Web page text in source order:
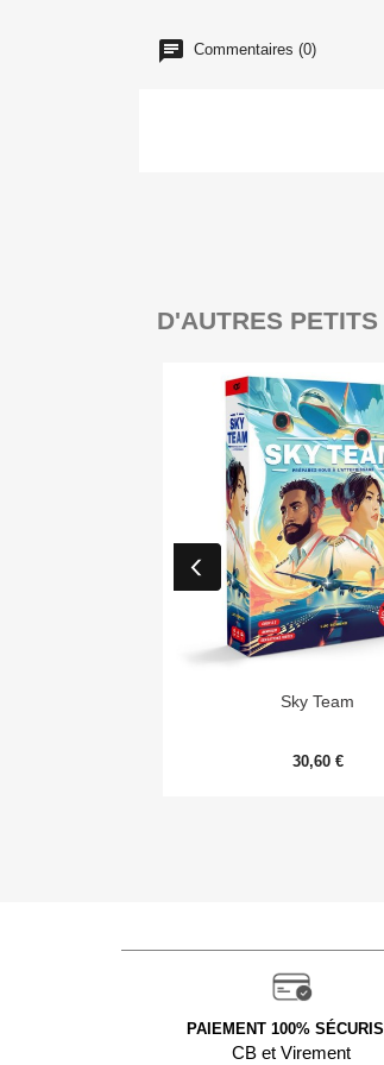
Commentaires (0)
D'AUTRES
Aperçu rapide
Sky Team
30,60 €
PAIEMENT 100%
CB et Virement